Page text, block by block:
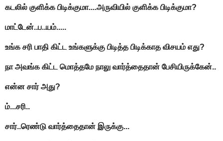
கடலில் குளிக்க பிடிக்குமா....அருவியில் குளிக்க பிடிக்குமா?
மாட்டேன்..ப..யம்.....
உங்க சரி பாதி கிட்ட உங்களுக்கு பிடித்த பிடிக்காத விசயம் எது?
நா அவங்க கிட்ட மொத்தமே நாலு வார்த்தைதான் பேசியிருக்கேன்..
என்ன சார் அது?
ம்...சரி..
சார்..ரெண்டு வார்த்தைதான் இருக்கு...